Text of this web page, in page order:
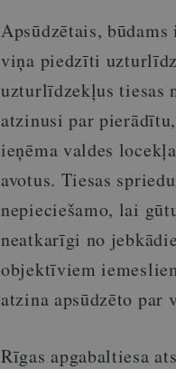
Apsūdzētais,
viņa piedzīti
uzturlīdzekļus tiesas
atzinusi par
ieņēma valdes
avotus. Tiesas
nepieciešamo, lai
neatkarīgi no
objektīviem
atzina apsūdzēto par
Rīgas apgabaltiesa